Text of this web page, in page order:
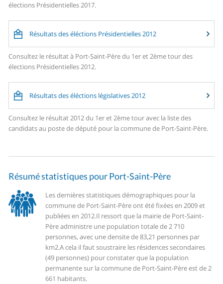
élections Présidentielles 2017.
Résultats des éléctions Présidentielles 2012
Consultez le résultat à Port-Saint-Père du 1er et 2ème tour des
élections Présidentielles 2012.
Résultats des éléctions législatives 2012
Consultez le résultat 2012 du 1er et 2ème tour avec la liste des
candidats au poste de député pour la commune de Port-Saint-Père.
Résumé statistiques pour Port-Saint-Père
Les dernières statistiques démographiques pour la
commune de Port-Saint-Père ont été fixées en 2009 et
publiées en 2012.Il ressort que la mairie de Port-Saint-
Père administre une population totale de 2 710
personnes, avec une densite de 83,21 personnes par
km2.A cela il faut soustraire les résidences secondaires
(49 personnes) pour constater que la population
permanente sur la commune de Port-Saint-Père est de 2
661 habitants.